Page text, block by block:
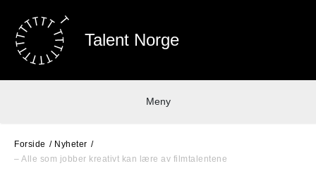
Talent Norge
Meny
Forside
Nyheter
– Alle som jobber kreativt kan lære av filmtalentene